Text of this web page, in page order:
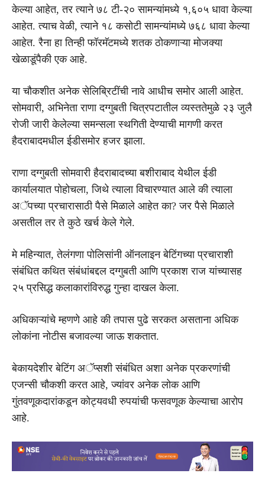
केल्या आहेत, तर त्याने ७८ टी-२० सामन्यांमध्ये १,६०५ धावा केल्या
आहेत. त्याच वेळी, त्याने १८ कसोटी सामन्यांमध्ये ७६८ धावा केल्या
आहेत. रैना हा तिन्ही फॉरमॅटमध्ये शतक ठोकणाऱ्या मोजक्या
खेळाडूंपैकी एक आहे.
या चौकशीत अनेक सेलिब्रिटींची नावे आधीच समोर आली आहेत.
सोमवारी, अभिनेता राणा दग्गुबती चित्रपटातील व्यस्ततेमुळे २३ जुलै
रोजी जारी केलेल्या समन्सला स्थगिती देण्याची मागणी करत
हैदराबादमधील ईडीसमोर हजर झाला.
राणा दग्गुबती सोमवारी हैदराबादच्या बशीराबाद येथील ईडी
कार्यालयात पोहोचला, जिथे त्याला विचारण्यात आले की त्याला
अॅपच्या प्रचारासाठी पैसे मिळाले आहेत का? जर पैसे मिळाले
असतील तर ते कुठे खर्च केले गेले.
मे महिन्यात, तेलंगणा पोलिसांनी ऑनलाइन बेटिंगच्या प्रचाराशी
संबंधित कथित संबंधांबद्दल दग्गुबती आणि प्रकाश राज यांच्यासह
२५ प्रसिद्ध कलाकारांविरुद्ध गुन्हा दाखल केला.
अधिकाऱ्यांचे म्हणणे आहे की तपास पुढे सरकत असताना अधिक
लोकांना नोटीस बजावल्या जाऊ शकतात.
बेकायदेशीर बेटिंग अॅप्सशी संबंधित अशा अनेक प्रकरणांची
एजन्सी चौकशी करत आहे, ज्यांवर अनेक लोक आणि
गुंतवणूकदारांकडून कोट्यवधी रुपयांची फसवणूक केल्याचा आरोप
आहे.